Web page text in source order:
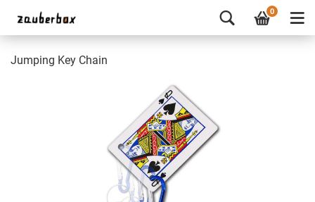
0
Jumping Key Chain